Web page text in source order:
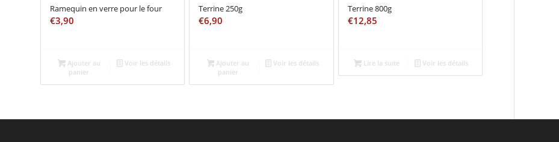
Ramequin en verre pour le four
€3,90
Ajouter au
panier
Voir les détails
Terrine 250g
€6,90
Ajouter au
panier
Voir les détails
Terrine 800g
€12,85
Lire la suite Voir les détails